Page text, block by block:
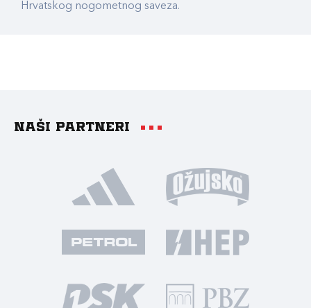
Hrvatskog nogometnog saveza.
Naši partneri